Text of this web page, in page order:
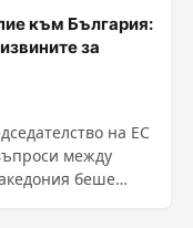
към България:
за
на ЕС
между
беше